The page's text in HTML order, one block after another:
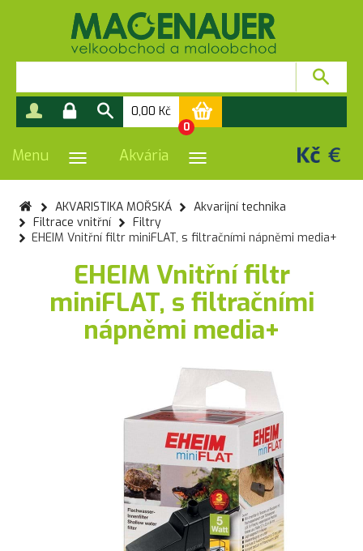
0,00 Kč
0
PŘEPNOUT NAVIGACI
Menu PŘEPNOUT NAVIGACI
Akvária
AKVARISTIKA MOŘSKÁ
Akvarijní technika
Filtrace vnitřní
Filtry
EHEIM Vnitřní filtr miniFLAT, s filtračními nápněmi media+
EHEIM Vnitřní filtr
miniFLAT, s filtračními
nápněmi media+